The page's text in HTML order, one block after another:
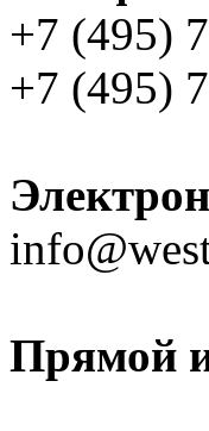
+7 (495)
+7 (495)
Прямой